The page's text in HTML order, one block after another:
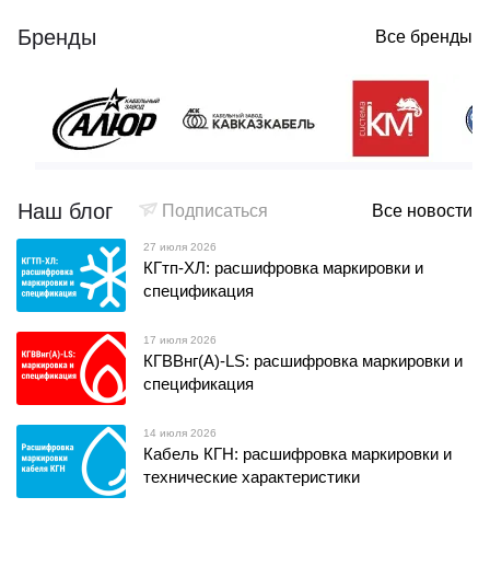
Бренды Все бренды
Наш блог Подписаться Все новости
27 июля 2026
КГтп-ХЛ: расшифровка маркировки и
спецификация
17 июля 2026
КГВВнг(А)-LS: расшифровка маркировки и
спецификация
14 июля 2026
Кабель КГН: расшифровка маркировки и
технические характеристики